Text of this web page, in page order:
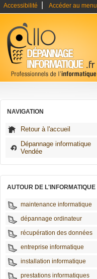
Accessibilité Accéder au menu
NAVIGATION
Retour à l'accueil
Dépannage informatique
Vendée
AUTOUR DE L'INFORMATIQUE
maintenance informatique
dépannage ordinateur
récupération des données
entreprise informatique
installation informatique
prestations informatiques